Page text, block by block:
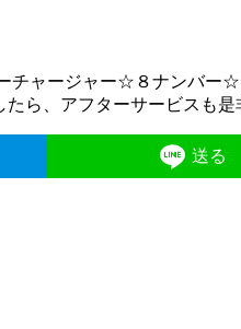
チャージャー☆８ナンバ
ら、アフターサービスも是
送る